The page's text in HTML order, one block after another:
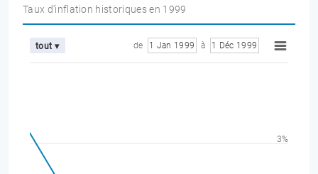
Taux d'inflation historiques en 1999
tout ▾ de 1 Jan 1999 à 1 Déc 1999
3%